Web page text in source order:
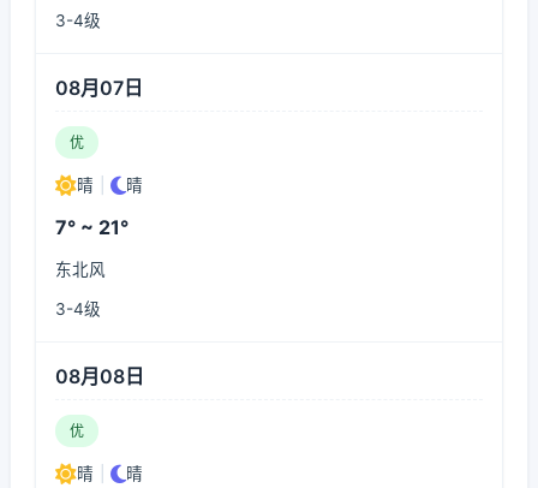
3-4级
08月07日
优
晴 晴
7° ~ 21°
东北风
3-4级
08月08日
优
晴 晴